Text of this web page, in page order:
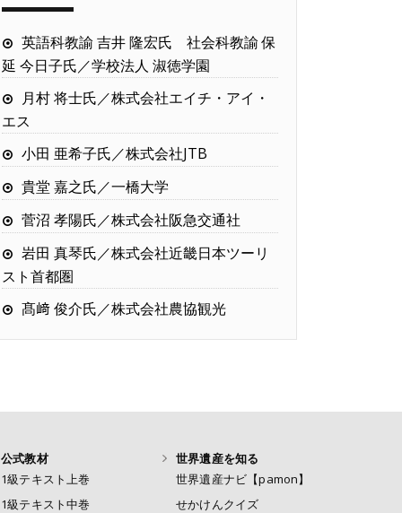
英語科教諭 吉井 隆宏氏 社会科教諭 保
延 今日子氏／学校法人 淑徳学園
月村 将士氏／株式会社エイチ・アイ・
エス
小田 亜希子氏／株式会社JTB
貴堂 嘉之氏／一橋大学
菅沼 孝陽氏／株式会社阪急交通社
岩田 真琴氏／株式会社近畿日本ツーリ
スト首都圏
髙﨑 俊介氏／株式会社農協観光
公式教材
1級テキスト上巻
1級テキスト中巻
世界遺産を知る
世界遺産ナビ【pamon】
せかけんクイズ